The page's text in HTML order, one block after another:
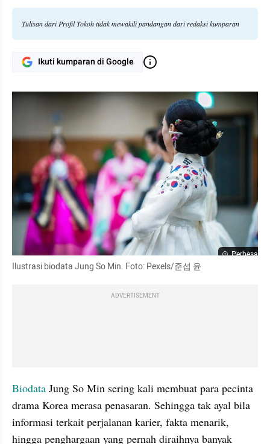
Tulisan dari Profil Tokoh tidak mewakili pandangan dari redaksi kumparan
Ikuti kumparan di Google
Perbesar
Ilustrasi biodata Jung So Min. Foto: Pexels/준섭 윤
ADVERTISEMENT
Biodata Jung So Min sering kali membuat para pecinta
drama Korea merasa penasaran. Sehingga tak ayal bila
informasi terkait perjalanan karier, fakta menarik,
hingga penghargaan yang pernah diraihnya banyak